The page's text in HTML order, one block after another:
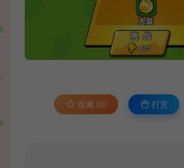
收藏 (0) 打赏